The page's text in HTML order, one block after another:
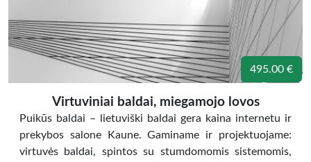
495.00 €
Virtuviniai baldai, miegamojo lovos
Puikūs baldai – lietuviški baldai gera kaina internetu ir
prekybos salone Kaune. Gaminame ir projektuojame:
virtuvės baldai, spintos su stumdomomis sistemomis,